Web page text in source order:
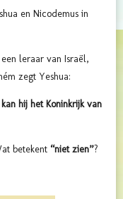
en Nicodemus in
leraar van Israël,
zegt Yeshua:
hij het Koninkrijk van
betekent “niet zien”?